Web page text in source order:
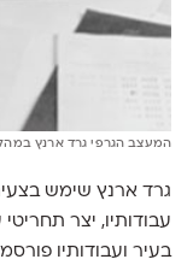
המעצב הגרפי גרד ארנץ
גרד ארנץ שימש
עבודותיו, יצר
בעיר ועבודותיו